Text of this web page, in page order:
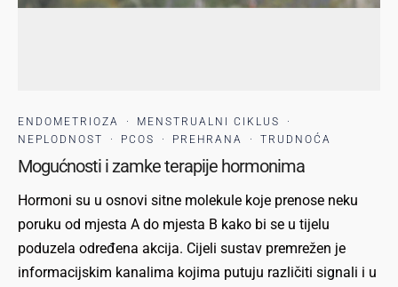
ENDOMETRIOZA · MENSTRUALNI CIKLUS
·
NEPLODNOST
· PCOS · PREHRANA · TRUDNOĆA
Mogućnosti i zamke terapije hormonima
Hormoni su u osnovi sitne molekule koje prenose neku
poruku od mjesta A do mjesta B kako bi se u tijelu
poduzela određena akcija. Cijeli sustav premrežen je
informacijskim kanalima kojima putuju različiti signali i u